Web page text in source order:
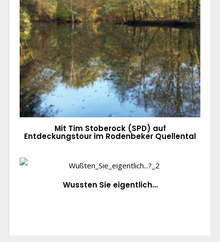
Mit Tim Stoberock (SPD) auf
Entdeckungstour im Rodenbeker Quellental
Wussten Sie eigentlich…